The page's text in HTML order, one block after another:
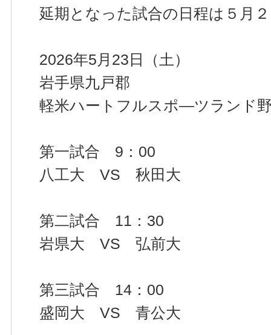
延期となった試合の日程は５月
2026年5月23日（土）
岩手県九戸郡
軽米ハートフルスポ―ツランド
第一試合 9：00
八工大 VS 秋田大
第二試合 11：30
岩県大 VS 弘前大
第三試合 14：00
盛岡大 VS 青公大